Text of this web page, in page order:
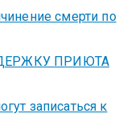
смерти по
ПРИЮТА
записаться к